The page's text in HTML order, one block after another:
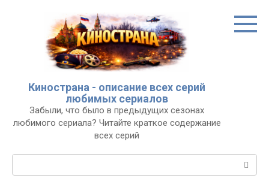
Кинострана - описание всех серий
любимых сериалов
Забыли, что было в предыдущих сезонах
любимого сериала? Читайте краткое содержание
всех серий